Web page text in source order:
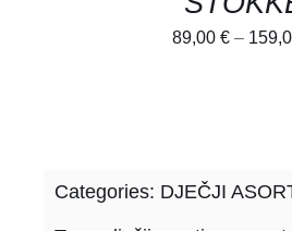
89,00 € –
Categories: DJEČJI